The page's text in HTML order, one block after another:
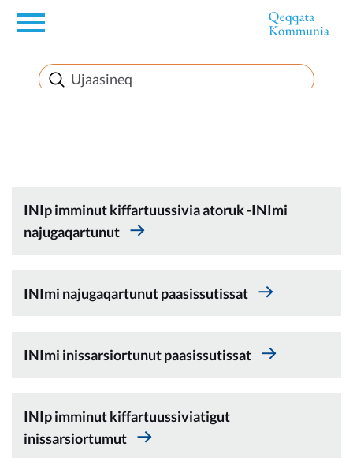
en
Innuttaasunut
Takornariat
Kommunimi pilersaarut
Kommune pillugu
INIp imminut kiffartuussivia atoruk -INImi
najugaqartunut
INImi najugaqartunut paasissutissat
INImi inissarsiortunut paasissutissat
INIp imminut kiffartuussiviatigut
inissarsiortumut